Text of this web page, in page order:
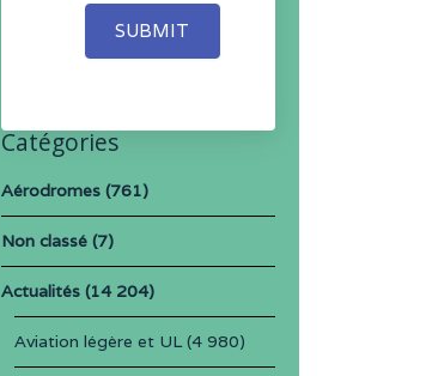
SUBMIT
Catégories
Aérodromes(761)
Non classé(7)
Actualités(14 204)
Aviation légère et UL(4 980)